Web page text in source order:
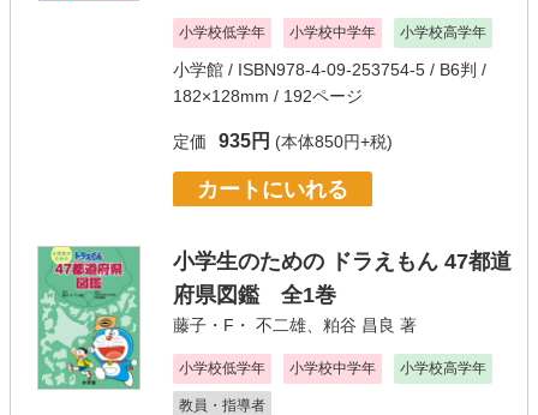
小学校低学年 小学校中学年 小学校高学年
小学館 / ISBN978-4-09-253754-5 / B6判 /
182×128mm / 192ページ
定価 935円 (本体850円+税)
カートにいれる
小学生のための ドラえもん 47都道
府県図鑑 全1巻
藤子・F・ 不二雄 粕谷 昌良 著
小学校低学年 小学校中学年 小学校高学年
教員・指導者